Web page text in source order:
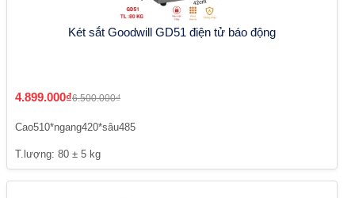
Két sắt Goodwill GD51 điện tử báo động
4.899.000₫6.500.000₫
Cao510*ngang420*sâu485
T.lượng: 80 ± 5 kg